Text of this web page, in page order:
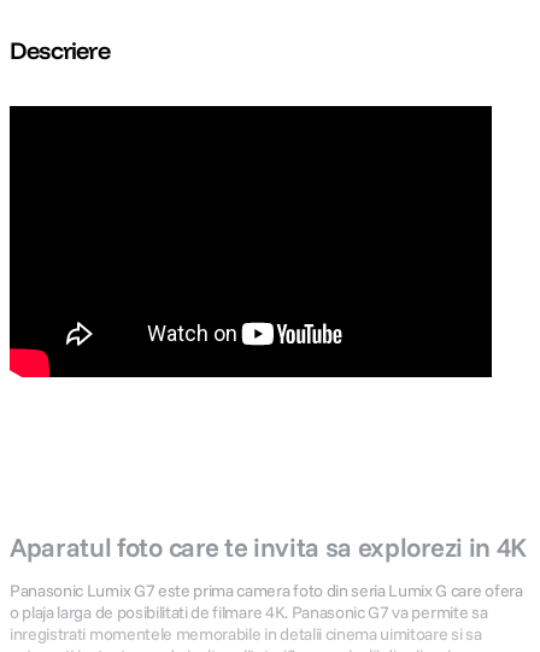
Descriere
Aparatul foto care te invita sa explorezi in 4K
Panasonic Lumix G7 este prima camera foto din seria Lumix G care ofera
o plaja larga de posibilitati de filmare 4K. Panasonic G7 va permite sa
inregistrati momentele memorabile in detalii cinema uimitoare si sa